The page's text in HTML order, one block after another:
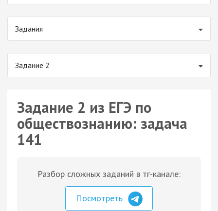
Задания
Задание 2
Задание 2 из ЕГЭ по
обществознанию: задача
141
Разбор сложных заданий в тг-канале:
Посмотреть